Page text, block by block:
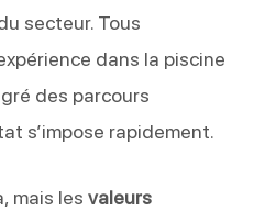
secteur. Tous
dans la piscine
des parcours
s’impose rapidement.
mais les valeurs